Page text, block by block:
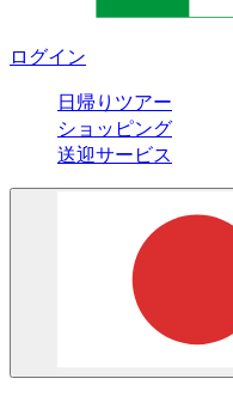
ログイン
日帰りツアー
ショッピング
送迎サービス